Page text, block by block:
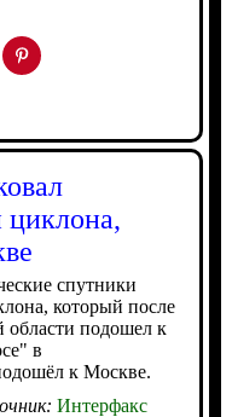
циклона,
спутники
который после
области подошел к
в
к Москве.
Интерфакс